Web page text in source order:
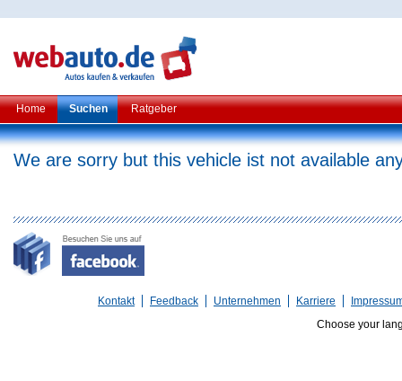
Home Suchen Ratgeber
We are sorry but this vehicle ist not available
Kontakt Feedback Unternehmen Karriere
Choose your